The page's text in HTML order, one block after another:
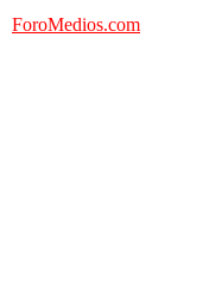
ForoMedios.com